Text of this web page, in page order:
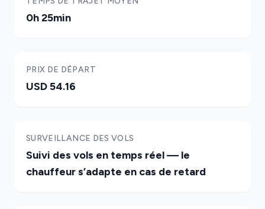
0h 25min
PRIX DE DÉPART
USD 54.16
SURVEILLANCE DES VOLS
Suivi des vols en temps réel — le
chauffeur s’adapte en cas de retard